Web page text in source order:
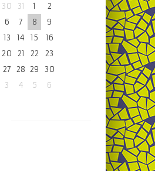
30 31 1
2
6 7 8
9
13 14 15
16
20 21 22
23
27 28 29
30
3 4 5 6